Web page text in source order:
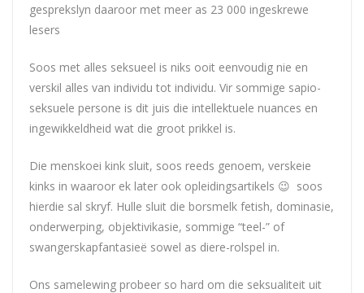
gesprekslyn daaroor met meer as 23 000 ingeskrewe
lesers
Soos met alles seksueel is niks ooit eenvoudig nie en
verskil alles van individu tot individu. Vir sommige sapio-
seksuele persone is dit juis die intellektuele nuances en
ingewikkeldheid wat die groot prikkel is.
Die menskoei kink sluit, soos reeds genoem, verskeie
kinks in waaroor ek later ook opleidingsartikels 😉 soos
hierdie sal skryf. Hulle sluit die borsmelk fetish, dominasie,
onderwerping, objektivikasie, sommige “teel-” of
swangerskapfantasieë sowel as diere-rolspel in.
Ons samelewing probeer so hard om die seksualiteit uit